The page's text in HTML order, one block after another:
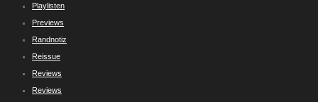
Playlisten
Previews
Randnotiz
Reissue
Reviews
Reviews